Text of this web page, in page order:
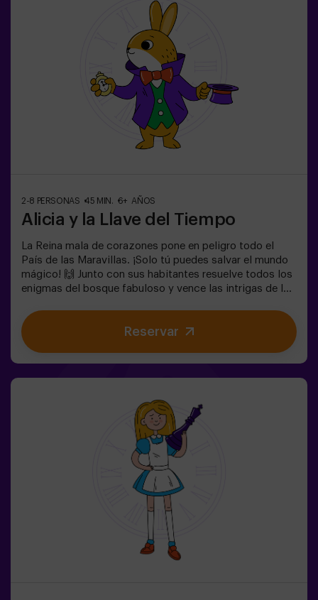
2-8 PERSONAS 45 MIN. 6+ AÑOS
Alicia y la Llave del Tiempo
La Reina mala de corazones pone en peligro todo el
País de las Maravillas. ¡Solo tú puedes salvar el mundo
mágico! 🙌 Junto con sus habitantes resuelve todos los
enigmas del bosque fabuloso y vence las intrigas de la
cautivante de tu vida con Alicia y el conejo? 🐇Es un
juego de escape destinado para niños a partir de 6 años
también! Tenemos posibilidad de reservar un espacio
tendrán que entrar acompañados por al menos de un
adulto.⚠️ Existen pasos estrechos ⚠️🧩 Nivel de
Reservar